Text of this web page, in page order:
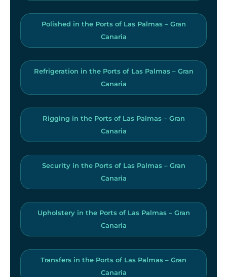
Polished in the Ports of Las Palmas – Gran
Canaria
Refrigeration in the Ports of Las Palmas – Gran
Canaria
Rigging in the Ports of Las Palmas – Gran
Canaria
Security in the Ports of Las Palmas – Gran
Canaria
Upholstery in the Ports of Las Palmas – Gran
Canaria
Transfers in the Ports of Las Palmas – Gran
Canaria